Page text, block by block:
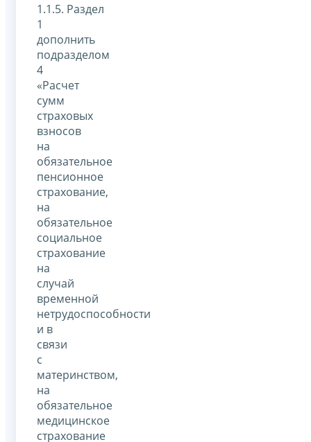
1.1.5. Раздел
1
дополнить
подразделом
4
«Расчет
сумм
страховых
взносов
на
обязательное
пенсионное
страхование,
на
обязательное
социальное
страхование
на
случай
временной
нетрудоспособности
и в
связи
с
материнством,
на
обязательное
медицинское
страхование